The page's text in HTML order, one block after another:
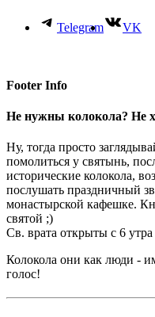
Telegram VK
Footer Info
Не нужны колокола? Не
Ну, тогда просто
помолиться у святынь,
исторические колокола,
послушать праздничный
монастырской кафешке.
святой ;)
Св. врата открыты с 6 утра
Колокола они как люди -
голос!